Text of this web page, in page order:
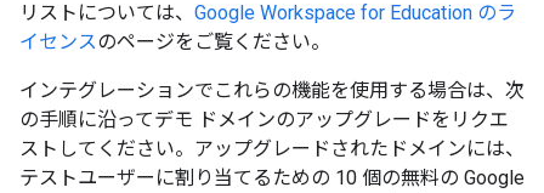
リストについては、 Google Workspace for Education のラ
イセンスのページをご覧ください。
インテグレーションでこれらの機能を使用する場合は、次
の手順に沿ってデモ ドメインのアップグレードをリクエ
ストしてください。アップグレードされたドメインには、
テストユーザーに割り当てるための 10 個の無料の Google